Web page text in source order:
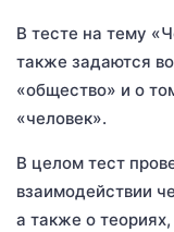
В тесте на тему
также задаются
«общество» и о
«человек».
В целом тест
взаимодействии
а также о